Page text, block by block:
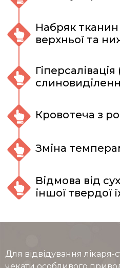
Набряк тканин
верхньої та
Кровотеча з
Зміна
Відмова від
іншої твердої
Для відвідування лікаря-
чекати особливого